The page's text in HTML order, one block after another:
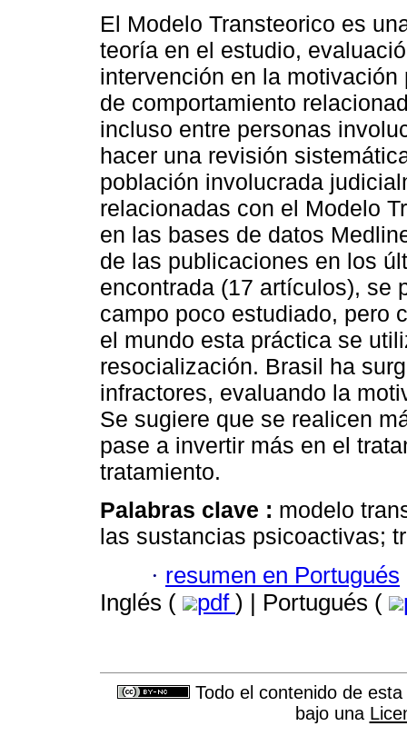
El Modelo Transteorico es
teoría en el estudio,
intervención en la motivación
de comportamiento
incluso entre personas
hacer una revisión
población involucrada
relacionadas con el Modelo
en las bases de datos
de las publicaciones en los
encontrada (17 artículos), se
campo poco estudiado, pero
el mundo esta práctica se
resocialización. Brasil ha
infractores, evaluando la
Se sugiere que se realicen
pase a invertir más en el
tratamiento.
Palabras clave : modelo
las sustancias psicoactivas;
· resumen en Portugués
Inglés (
pdf ) | Portugués (
Todo el contenido de
bajo una